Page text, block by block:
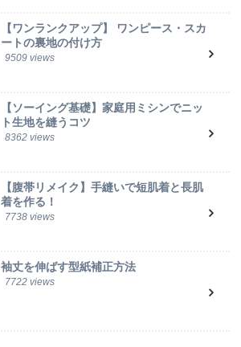
【ワンランクアップ】 ワンピース・スカ
ートの裏地の付け方
9509 views
【ソーイング基礎】家庭用ミシンでニッ
ト生地を縫うコツ
8362 views
【腹帯リメイク】手縫いで短肌着と長肌
着を作る！
7738 views
袖丈を伸ばす型紙補正方法
7722 views